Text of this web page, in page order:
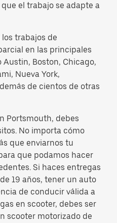
el trabajo se adapte a
trabajos de
en las principales
Austin, Boston, Chicago,
Nueva York,
de cientos de otras
Portsmouth, debes
No importa cómo
que enviarnos tu
que podamos hacer
Si haces entregas
19 años, tener un auto
de conducir válida a
en scooter, debes ser
scooter motorizado de